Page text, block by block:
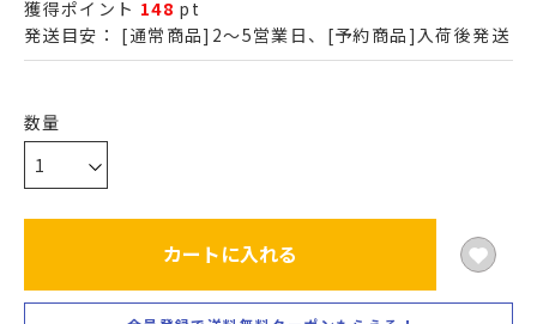
獲得ポイント 148 pt
発送目安： [通常商品]2～5営業日、[予約商品]入荷後発送
カートに入れる